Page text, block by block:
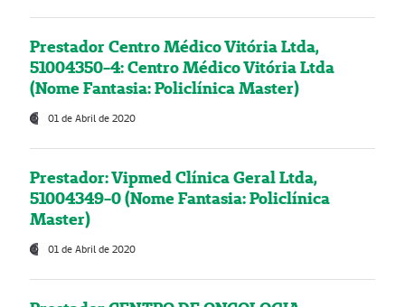
Prestador Centro Médico Vitória Ltda,
51004350-4: Centro Médico Vitória Ltda
(Nome Fantasia: Policlínica Master)
01 de Abril de 2020
Prestador: Vipmed Clínica Geral Ltda,
51004349-0 (Nome Fantasia: Policlínica
Master)
01 de Abril de 2020